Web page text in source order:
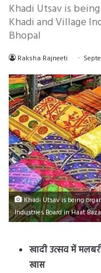
Khadi Utsav is
Khadi and Village
Bhopal
Raksha Rajneeti
Khadi Utsav is being
Industries Board in Haat
खादी उत्सव में
खास